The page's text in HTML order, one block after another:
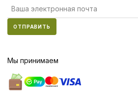
ОТПРАВИТЬ
Мы принимаем